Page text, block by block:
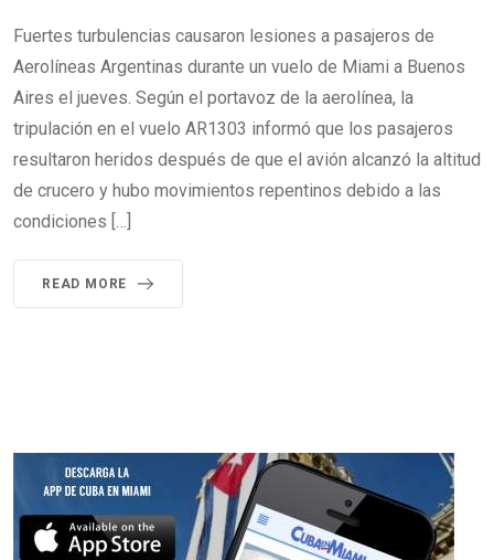
Fuertes turbulencias causaron lesiones a pasajeros de
Aerolíneas Argentinas durante un vuelo de Miami a Buenos
Aires el jueves. Según el portavoz de la aerolínea, la
tripulación en el vuelo AR1303 informó que los pasajeros
resultaron heridos después de que el avión alcanzó la altitud
de crucero y hubo movimientos repentinos debido a las
condiciones […]
READ MORE